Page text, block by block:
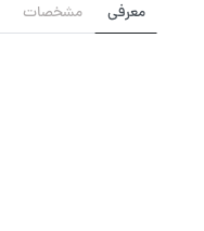
معرفی مشخصات